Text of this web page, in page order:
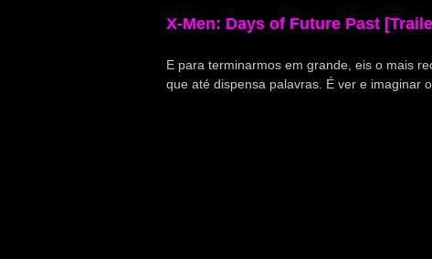
X-Men: Days of Future Past
E para terminarmos em grande, eis o mais
que até dispensa palavras. É ver e imaginar